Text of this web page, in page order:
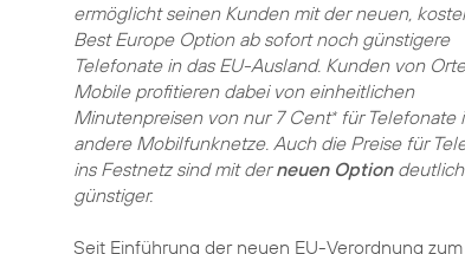
ermöglicht seinen Kunden mit der neuen,
Best Europe Option ab sofort noch günstigere
Telefonate in das EU-Ausland. Kunden von
Mobile profitieren dabei von einheitlichen
Minutenpreisen von nur 7 Cent*für Telefonate
andere Mobilfunknetze. Auch die Preise für
ins Festnetz sind mit derneuen Optiondeutlich
günstiger.
Seit Einführung der neuen EU-Verordnung zum